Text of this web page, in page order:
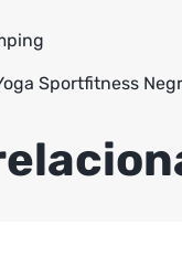
Sportfitness